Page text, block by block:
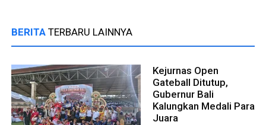
BERITA TERBARU LAINNYA
Kejurnas Open
Gateball Ditutup,
Gubernur Bali
Kalungkan Medali Para
Juara